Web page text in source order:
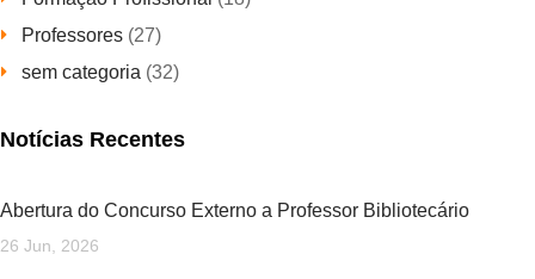
Professores (27)
sem categoria (32)
Notícias Recentes
Abertura do Concurso Externo a Professor Bibliotecário
26 Jun, 2026